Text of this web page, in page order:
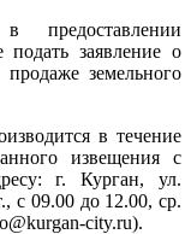
предоставлении
подать заявление о
земельного
в течение
извещения с
г. Курган, ул.
с 09.00 до 12.00, ср.
city.ru).